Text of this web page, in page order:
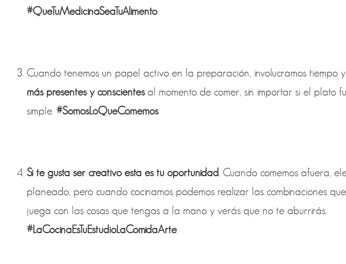
#QueTuMedicinaSeaTuAlimento
Cuando tenemos un papel activo en la preparación, involucramos tiempo
más presentes y conscientesal momento de comer, sin importar si el plato
simple. #SomosLoQueComemos
Si te gusta ser creativo esta es tu oportunidad . Cuando comemos afuera,
planeado, pero cuando cocinamos podemos realizar las combinaciones
juega con las cosas que tengas a la mano y verás que no te aburrirás.
#LaCocinaEsTuEstudioLaComidaArte